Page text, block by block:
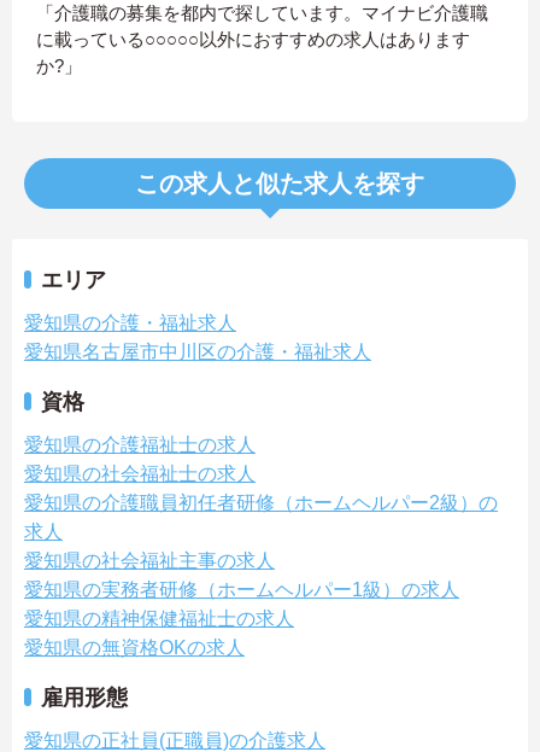
「介護職の募集を都内で探しています。マイナビ介護職
に載っている○○○○○以外におすすめの求人はあります
か?」
この求人と似た求人を探す
エリア
愛知県の介護・福祉求人
愛知県名古屋市中川区の介護・福祉求人
資格
愛知県の介護福祉士の求人
愛知県の社会福祉士の求人
愛知県の介護職員初任者研修（ホームヘルパー2級）の
求人
愛知県の社会福祉主事の求人
愛知県の実務者研修（ホームヘルパー1級）の求人
愛知県の精神保健福祉士の求人
愛知県の無資格OKの求人
雇用形態
愛知県の正社員(正職員)の介護求人